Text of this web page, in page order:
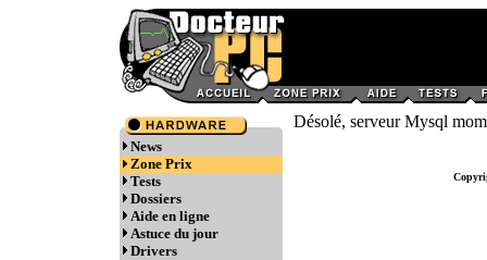
News
Zone Prix
Tests
Dossiers
Aide en ligne
Astuce du jour
Drivers
Désolé, serveur Mysql